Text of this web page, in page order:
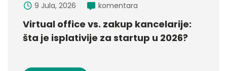
9 Jula, 2026 komentara
Virtual office vs. zakup kancelarije:
šta je isplativije za startup u 2026?